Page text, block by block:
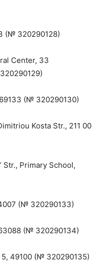
(№ 320290128)
Center, 33
(№ 320290130)
Kosta Str., 211 00
Str., Primary School,
(№ 320290133)
(№ 320290134)
5, 49100 (№ 320290135)